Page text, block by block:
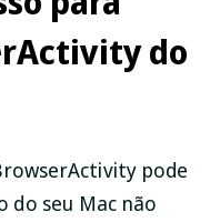
do
pode
do seu Mac não